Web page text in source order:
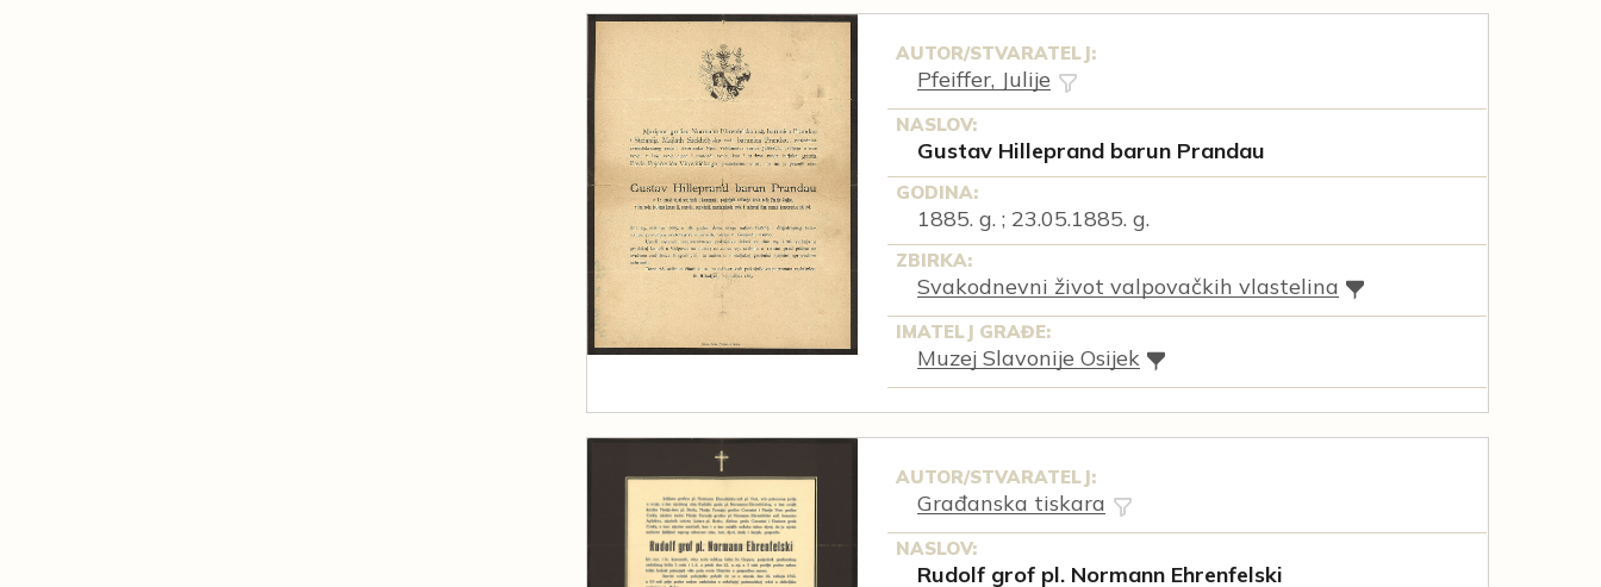
AUTOR/STVARATELJ:
Pfeiffer, Julije
NASLOV:
Gustav Hilleprand barun Prandau
GODINA:
1885. g. ; 23.05.1885. g.
ZBIRKA:
Svakodnevni život valpovačkih vlastelina
IMATELJ GRAĐE:
Muzej Slavonije Osijek
AUTOR/STVARATELJ:
Građanska tiskara
NASLOV:
Rudolf grof pl. Normann Ehrenfelski